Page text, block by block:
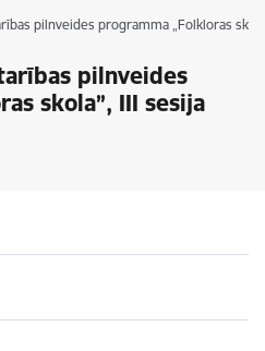
pilnveides programma „Folkloras
pilnveides
skola”, III sesija